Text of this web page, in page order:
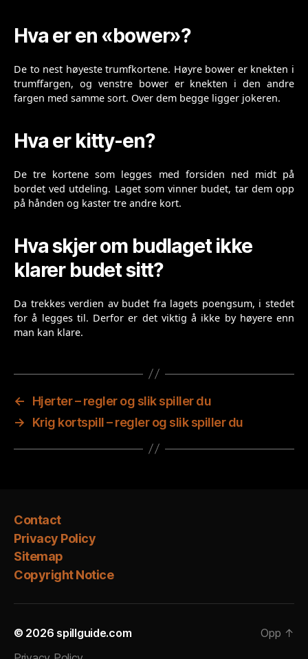
Hva er en «bower»?
De to nest høyeste trumfkortene. Høyre bower er knekten i
trumffargen, og venstre bower er knekten i den andre
fargen med samme sort. Over dem begge ligger jokeren.
Hva er kitty-en?
De tre kortene som legges med forsiden ned midt på
bordet ved utdeling. Laget som vinner budet, tar dem opp
på hånden og kaster tre andre kort.
Hva skjer om budlaget ikke
klarer budet sitt?
Da trekkes verdien av budet fra lagets poengsum, i stedet
for å legges til. Derfor er det viktig å ikke by høyere enn
man kan klare.
←
Hjerter – regler og slik spiller du
→
Krig kortspill – regler og slik spiller du
Contact
Privacy Policy
Sitemap
Copyright Notice
© 2026 spillguide.com
Opp ↑